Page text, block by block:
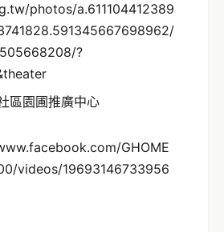
photos/a.611104412389
?
區園圃推廣中心
GHOME
videos/19693146733956